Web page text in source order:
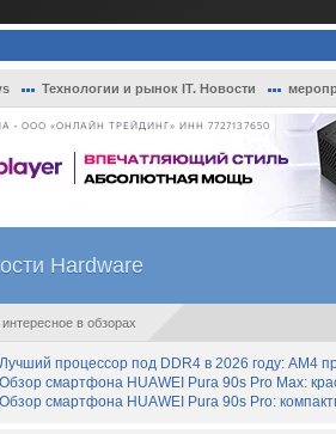
Технологии и рынок IT. Новости
• ООО «ОНЛАЙН ТРЕЙДИНГ» ИНН 7727137650
Hardware
в обзорах
Лучший процессор под DDR4 в 2026 году: AM4
Обзор смартфона HUAWEI Pura 90s Pro Max:
Обзор смартфона HUAWEI Pura 90s Pro: